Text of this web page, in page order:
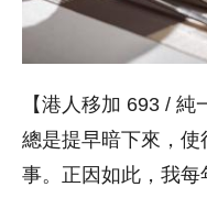
【港人移加 693 /
總是提早暗下來，
事。正因如此，我每